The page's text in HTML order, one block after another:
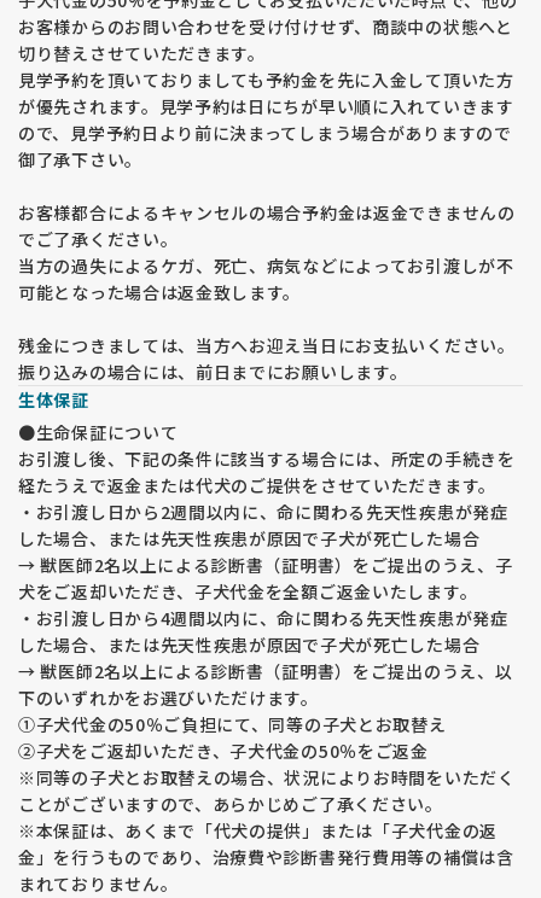
お客様からのお問い合わせを受け付けせず、商談中の状態へと
切り替えさせていただきます。
見学予約を頂いておりましても予約金を先に入金して頂いた方
が優先されます。見学予約は日にちが早い順に入れていきます
ので、見学予約日より前に決まってしまう場合がありますので
御了承下さい。
お客様都合によるキャンセルの場合予約金は返金できませんの
でご了承ください。
当方の過失によるケガ、死亡、病気などによってお引渡しが不
可能となった場合は返金致します。
残金につきましては、当方へお迎え当日にお支払いください。
振り込みの場合には、前日までにお願いします。
生体保証
●生命保証について
お引渡し後、下記の条件に該当する場合には、所定の手続きを
経たうえで返金または代犬のご提供をさせていただきます。
・お引渡し日から2週間以内に、命に関わる先天性疾患が発症
した場合、または先天性疾患が原因で子犬が死亡した場合
→ 獣医師2名以上による診断書（証明書）をご提出のうえ、子
犬をご返却いただき、子犬代金を全額ご返金いたします。
・お引渡し日から4週間以内に、命に関わる先天性疾患が発症
した場合、または先天性疾患が原因で子犬が死亡した場合
→ 獣医師2名以上による診断書（証明書）をご提出のうえ、以
下のいずれかをお選びいただけます。
①子犬代金の50％ご負担にて、同等の子犬とお取替え
②子犬をご返却いただき、子犬代金の50％をご返金
※同等の子犬とお取替えの場合、状況によりお時間をいただく
ことがございますので、あらかじめご了承ください。
※本保証は、あくまで「代犬の提供」または「子犬代金の返
金」を行うものであり、治療費や診断書発行費用等の補償は含
まれておりません。